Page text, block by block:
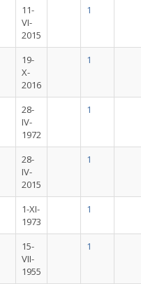
11-
VI-
2015
1
19-
X-
2016
1
28-
IV-
1972
1
28-
IV-
2015
1
1-XI-
1973
1
15-
VII-
1955
1